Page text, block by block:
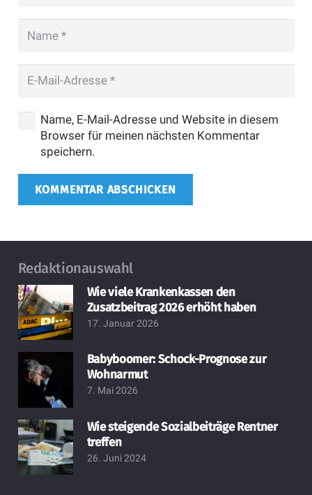
Name, E-Mail-Adresse und Website in diesem
Browser für meinen nächsten Kommentar
speichern.
KOMMENTAR ABSCHICKEN
Redaktionauswahl
Wie viele Krankenkassen den
Zusatzbeitrag 2026 erhöht haben
17. Januar 2026
Babyboomer: Schock-Prognose zur
Wohnarmut
7. Mai 2026
Wie steigende Sozialbeiträge Rentner
treffen
26. Juni 2024